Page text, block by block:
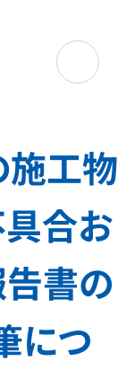
施工物
合お
書の
につ